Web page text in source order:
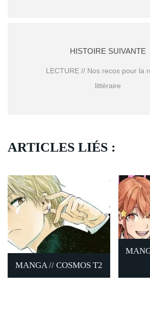
HISTOIRE SUIVANTE
LECTURE // Nos recos pour la
littéraire
ARTICLES LIÉS :
MANGA // COSMOS T2